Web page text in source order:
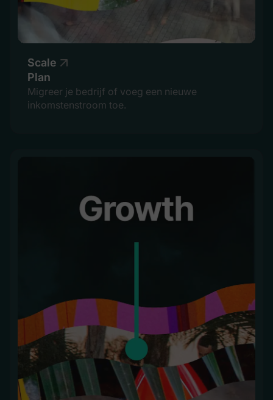
Scale
Plan
Migreer je bedrijf of voeg een nieuwe
inkomstenstroom toe.